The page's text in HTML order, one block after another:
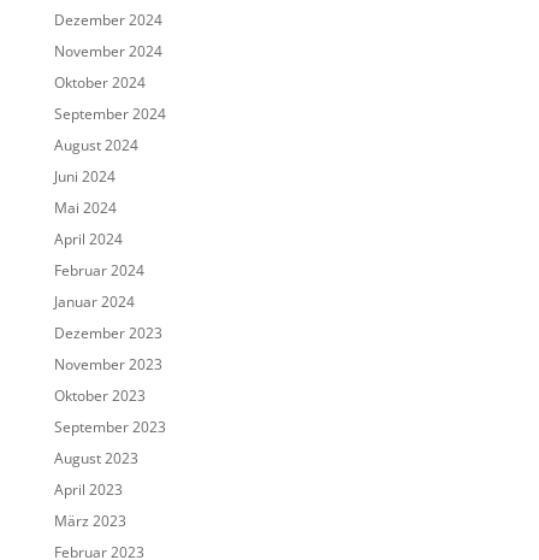
Dezember 2024
November 2024
Oktober 2024
September 2024
August 2024
Juni 2024
Mai 2024
April 2024
Februar 2024
Januar 2024
Dezember 2023
November 2023
Oktober 2023
September 2023
August 2023
April 2023
März 2023
Februar 2023